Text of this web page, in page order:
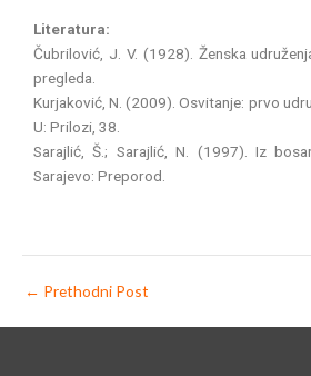
Literatura:
Čubrilović, J. V. (1928). Ženska
pregleda.
Kurjaković, N. (2009). Osvitanje: prvo
U: Prilozi, 38.
Sarajlić, Š.; Sarajlić, N. (1997). Iz
Sarajevo: Preporod.
← Prethodni Post